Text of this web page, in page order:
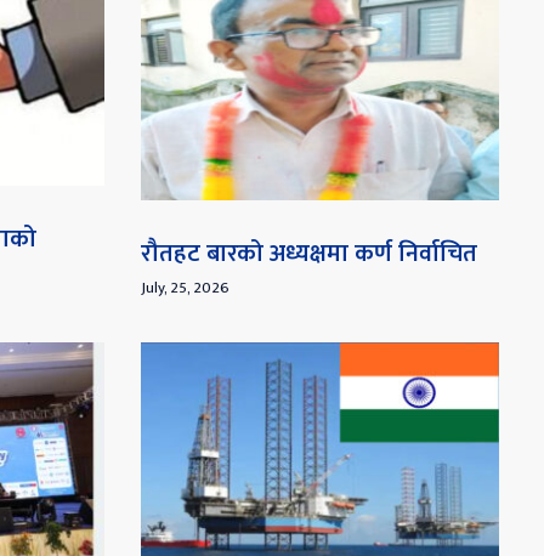
रौतहट बारको अध्यक्षमा कर्ण निर्वाचित
July, 25, 2026